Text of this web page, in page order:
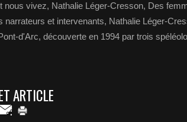
nous vivez, Nathalie Léger-Cresson, Des
narrateurs et intervenants, Nathalie Léger-
d'Arc, découverte en 1994 par trois
ARTICLE